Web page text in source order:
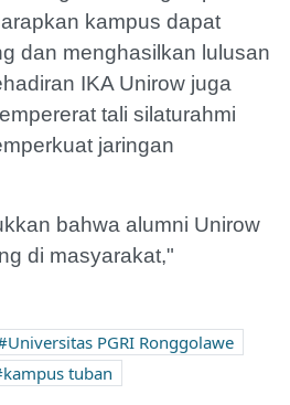
kampus dapat
dan menghasilkan lulusan
IKA Unirow juga
tali silaturahmi
jaringan
bahwa alumni Unirow
di masyarakat,"
Universitas PGRI Ronggolawe
kampus tuban